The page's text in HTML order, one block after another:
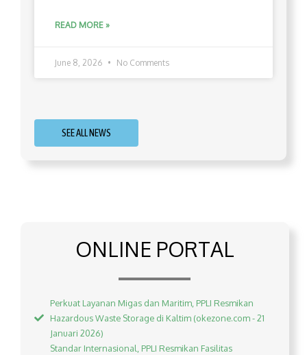
READ MORE »
June 8, 2026 No Comments
SEE ALL NEWS
ONLINE PORTAL
Perkuat Layanan Migas dan Maritim, PPLI Resmikan
Hazardous Waste Storage di Kaltim (okezone.com - 21
Januari 2026)
Standar Internasional, PPLI Resmikan Fasilitas